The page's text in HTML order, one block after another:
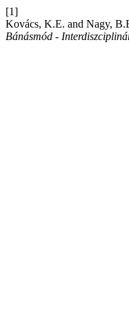
[1]
Kovács, K.E. and Nagy,
Bánásmód -